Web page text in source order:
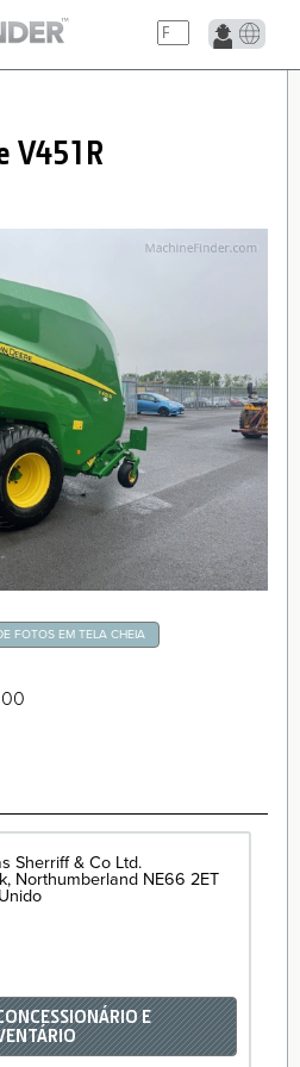
V451R
FOTOS EM TELA CHEIA
Sherriff & Co Ltd.
Northumberland NE66 2ET
E